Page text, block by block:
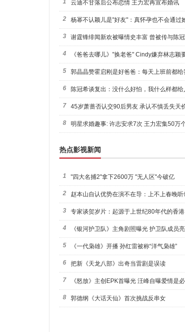
1 云迪不甘落后公布恋情 王力宏再宣布婚讯
2 杨幂不认颖儿是"好友"：真怀孕也不会通过
3 谢霆锋绯闻新欢被曝情史丰富 曾被传与陈
4 《爸爸去哪儿》"换老爸" Cindy嫌弃林志颖
5 郭晶晶赞霍启刚是好爸爸：每天上班前都给
6 陈冠希谈复出：没什么好怕，我什么样都给
7 45岁萧蔷否认交90后男友 承认不慎丢失天
8 明星求婚趣事: 许志安求7次 王力宏集50万
热点影视新闻
1 "四大名捕2"拿下2600万 "无人区"今破亿
2 赵本山自认优势在演不在导：上不上春晚听
3 专家谈贺岁片：起源于上世纪80年代的香港
4 《银河护卫队》主角剧照曝光 护卫队成员
5 《一代枭雄》开播 孙红雷被称“洋气枭雄”
6 把新《天龙八部》出奇当雷剧是误读
7 《怒放》主创EPK首曝光 汪峰自曝爱情是
8 郭德纲《大话天仙》首次挑战反串女